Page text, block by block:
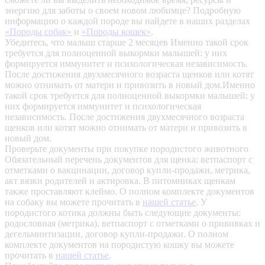
энергию для заботы о своем новом любимце? Подробную
информацию о каждой породе вы найдете в наших разделах
«Породы собак» и «Породы кошек».
Убедитесь, что малыш старше 2 месяцев Именно такой срок
требуется для полноценной выкормки малышей: у них
формируется иммунитет и психологическая независимость.
После достижения двухмесячного возраста щенков или котят
можно отнимать от матери и привозить в новый дом.Именно
такой срок требуется для полноценной выкормки малышей: у
них формируется иммунитет и психологическая
независимость. После достижения двухмесячного возраста
щенков или котят можно отнимать от матери и привозить в
новый дом.
Проверьте документы при покупке породистого животного
Обязательный перечень документов для щенка: ветпаспорт с
отметками о вакцинации, договор купли-продажи, метрика,
акт вязки родителей и актировка. В питомниках щенкам
также проставляют клеймо. О полном комплекте документов
на собаку вы можете прочитать в нашей статье. У
породистого котика должны быть следующие документы:
родословная (метрика), ветпаспорт с отметками о прививках и
дегельминтизации, договор купли-продажи. О полном
комплекте документов на породистую кошку вы можете
прочитать в нашей статье.